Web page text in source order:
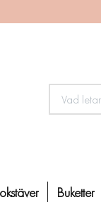
Buketter